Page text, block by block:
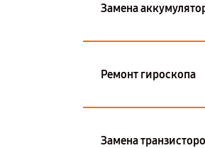
Замена
Ремонт гироскопа
Замена